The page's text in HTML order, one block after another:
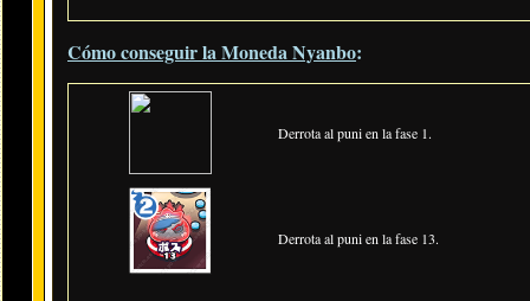
Cómo conseguir la Moneda Nyanbo:
Derrota al puni en la fase 1.
Derrota al puni en la fase 13.